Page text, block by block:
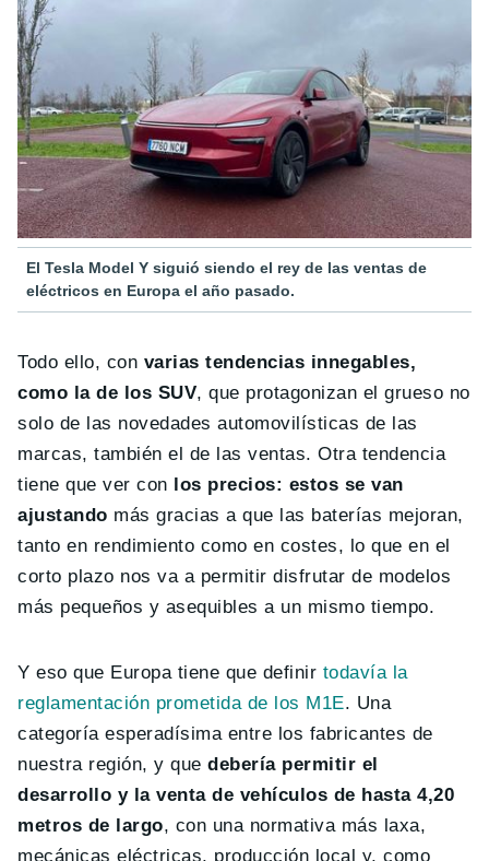
El Tesla Model Y siguió siendo el rey de las ventas de
eléctricos en Europa el año pasado.
Todo ello, con varias tendencias innegables,
como la de los SUV, que protagonizan el grueso no
solo de las novedades automovilísticas de las
marcas, también el de las ventas. Otra tendencia
tiene que ver con
los precios: estos se van
ajustando más gracias a que las baterías mejoran,
tanto en rendimiento como en costes, lo que en el
corto plazo nos va a permitir disfrutar de modelos
más pequeños y asequibles a un mismo tiempo.
Y eso que Europa tiene que definir todavía la
reglamentación prometida de los M1E. Una
categoría esperadísima entre los fabricantes de
nuestra región, y quedebería permitir el
desarrollo y la venta de vehículos de hasta 4,20
metros de largo, con una normativa más laxa,
mecánicas eléctricas, producción local y, como